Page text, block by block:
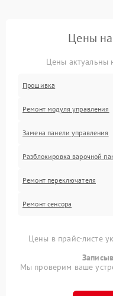
Цены на
Цены актуальны
Прошивка
Ремонт модуля управления
Замена панели управления
Разблокировка варочной
Ремонт переключателя
Ремонт сенсора
Цены в прайс-листе
Мы проверим ваше